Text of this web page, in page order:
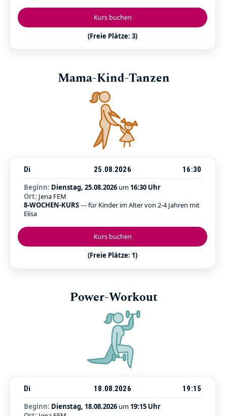
Kurs buchen
(Freie Plätze: 3)
Mama-Kind-Tanzen
Kurs buchen
(Freie Plätze: 1)
Di 25.08.2026
16:30
Beginn: Dienstag, 25.08.2026 um 16:30 Uhr
Ort: Jena FEM
8-WOCHEN-KURS--- für Kinder im Alter von 2-4 Jahren mit
Elisa
Power-Workout
Di 18.08.2026
19:15
Beginn: Dienstag, 18.08.2026 um 19:15 Uhr